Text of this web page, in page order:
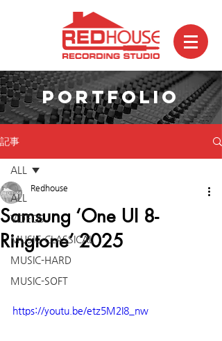
記事
ALL
VIDEOS
MUSIC-CLASSICAL
MUSIC-HARD
MUSIC-SOFT
ALL
Samsung ‘One UI 8-
Ringtone’ 2025
Redhouse
https://youtu.be/etz5M2I8_nw
PORTFOLIO